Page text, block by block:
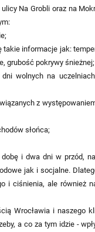
Na Grobli oraz na
informacje jak:
grubość pokrywy śnieżnej;
na uczelniach
z
słońca;
i dwa dni w przód,
jak i socjalne.
i ciśnienia, ale również
Wrocławia i naszego
a co za tym idzie -